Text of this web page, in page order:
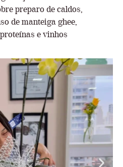
preparo de caldos,
de manteiga ghee,
e vinhos